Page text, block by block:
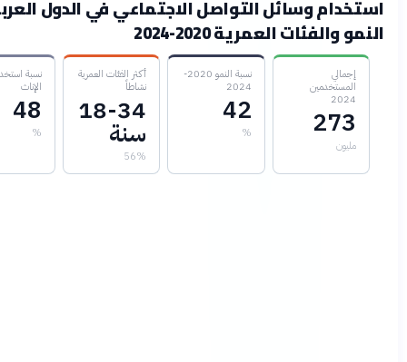
وسائل التواصل الاجتماعي في الدول العربية:
العمرية 2020-2024
2024
42
%
أكثر الفئات العمرية
نسبة استخدام
48
%